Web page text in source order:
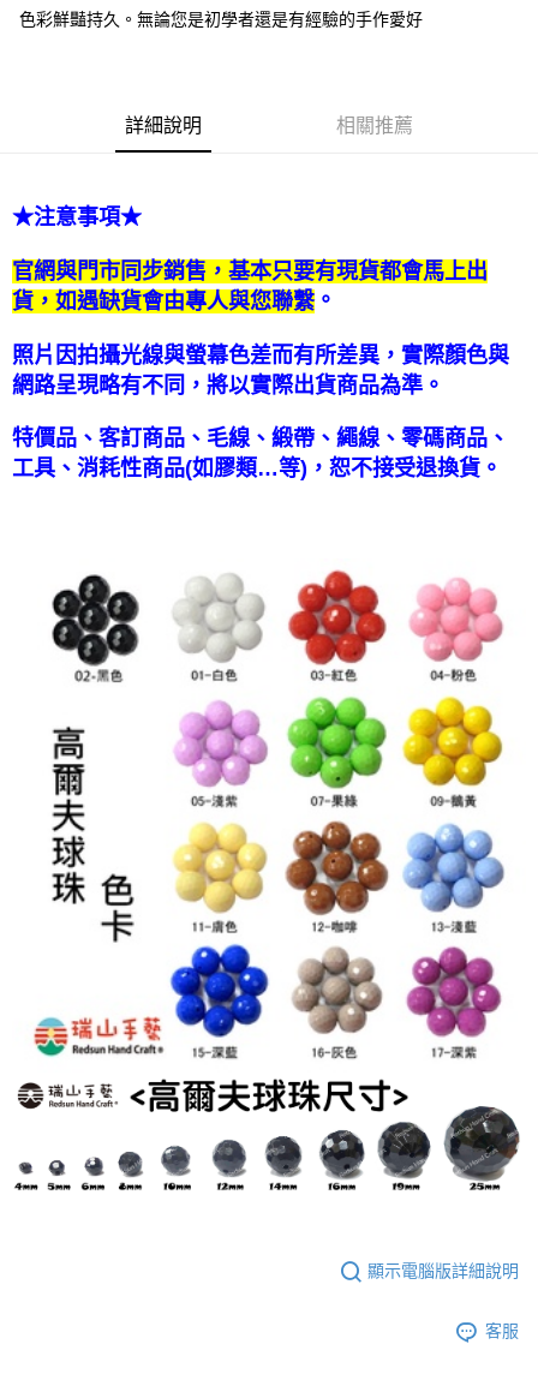
付款後全家取貨
每筆NT$60，滿NT$1,500(含以上)免運費
每筆NT$60，滿NT$1,500(含以上)免運費
每筆NT$130，滿NT$2,000(含以上)免運費
色彩鮮豔持久。無論您是初學者還是有經驗的手作愛好
詳細說明 相關推薦
★注意事項★
官網與門市同步銷售，基本只要有現貨都會馬上出
貨，如遇缺貨會由專人與您聯繫。
照片因拍攝光線與螢幕色差而有所差異，實際顏色與
網路呈現略有不同，將以實際出貨商品為準。
特價品、客訂商品、毛線、緞帶、繩線、零碼商品、
工具、消耗性商品(如膠類…等)，恕不接受退換貨。
顯示電腦版詳細說明
客服